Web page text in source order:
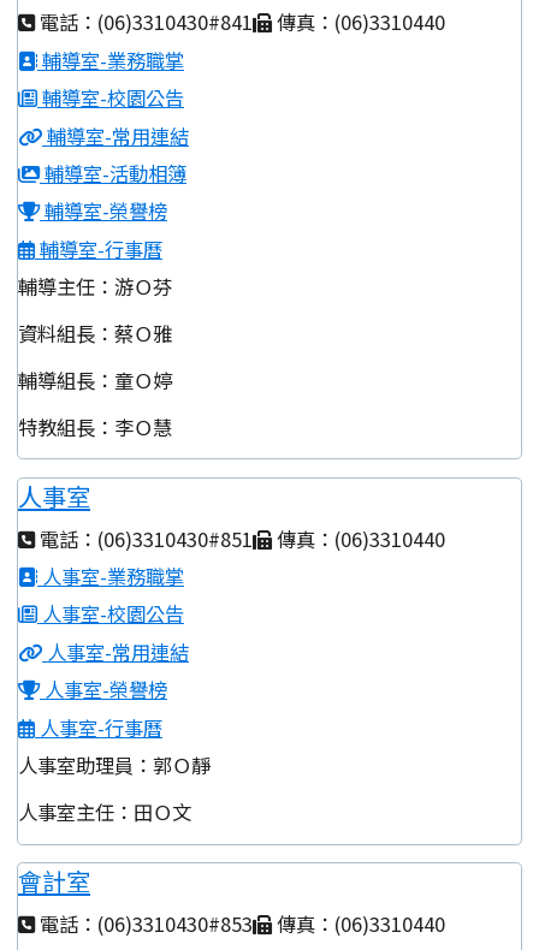
電話：(06)3310430#841
傳真：(06)3310440
輔導室-業務職掌
輔導室-校園公告
輔導室-常用連結
輔導室-活動相簿
輔導室-榮譽榜
輔導室-行事曆
輔導主任：游Ｏ芬
資料組長：蔡Ｏ雅
輔導組長：童Ｏ婷
特教組長：李Ｏ慧
人事室
電話：(06)3310430#851
傳真：(06)3310440
人事室-業務職掌
人事室-校園公告
人事室-常用連結
人事室-榮譽榜
人事室-行事曆
人事室助理員：郭Ｏ靜
人事室主任：田Ｏ文
會計室
電話：(06)3310430#853
傳真：(06)3310440